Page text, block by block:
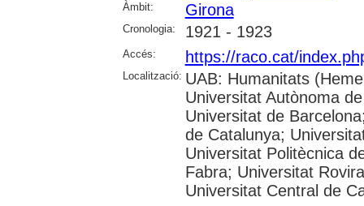
Àmbit: Girona
Cronologia: 1921 - 1923
Accés: https://raco.cat/
Localització: UAB: Humanitats
Universitat Autònoma
Universitat de
de Catalunya;
Universitat Politècnica
Fabra; Universitat
Universitat Central de